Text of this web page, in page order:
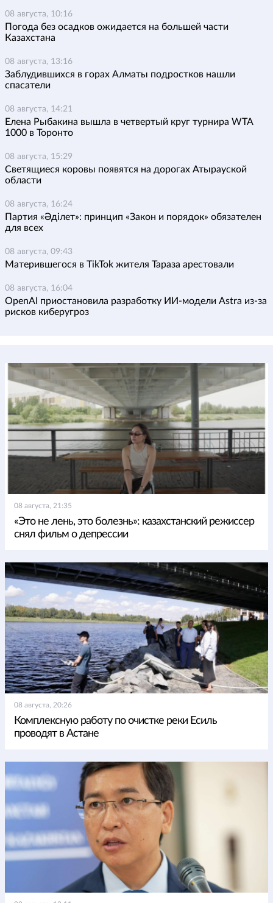
08 августа, 10:16
Погода без осадков ожидается на большей части
Казахстана
08 августа, 13:16
Заблудившихся в горах Алматы подростков нашли
спасатели
08 августа, 14:21
Елена Рыбакина вышла в четвертый круг турнира WTA
1000 в Торонто
08 августа, 15:29
Светящиеся коровы появятся на дорогах Атырауской
области
08 августа, 16:24
Партия «Әділет»: принцип «Закон и порядок» обязателен
для всех
08 августа, 09:43
Матерившегося в TikTok жителя Тараза арестовали
08 августа, 16:04
OpenAI приостановила разработку ИИ-модели Astra из-за
рисков киберугроз
08 августа, 21:35
«Это не лень, это болезнь»: казахстанский режиссер
снял фильм о депрессии
08 августа, 20:26
Комплексную работу по очистке реки Есиль
проводят в Астане